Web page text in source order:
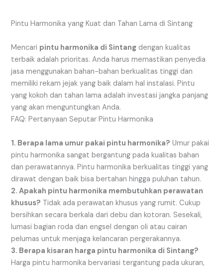
Pintu Harmonika yang Kuat dan Tahan Lama di Sintang
Mencari pintu harmonika di Sintang dengan kualitas
terbaik adalah prioritas. Anda harus memastikan penyedia
jasa menggunakan bahan-bahan berkualitas tinggi dan
memiliki rekam jejak yang baik dalam hal instalasi. Pintu
yang kokoh dan tahan lama adalah investasi jangka panjang
yang akan menguntungkan Anda.
FAQ: Pertanyaan Seputar Pintu Harmonika
1. Berapa lama umur pakai pintu harmonika? Umur pakai
pintu harmonika sangat bergantung pada kualitas bahan
dan perawatannya. Pintu harmonika berkualitas tinggi yang
dirawat dengan baik bisa bertahan hingga puluhan tahun.
2. Apakah pintu harmonika membutuhkan perawatan
khusus? Tidak ada perawatan khusus yang rumit. Cukup
bersihkan secara berkala dari debu dan kotoran. Sesekali,
lumasi bagian roda dan engsel dengan oli atau cairan
pelumas untuk menjaga kelancaran pergerakannya.
3. Berapa kisaran harga pintu harmonika di Sintang?
Harga pintu harmonika bervariasi tergantung pada ukuran,